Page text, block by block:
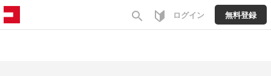
search ログイン 無料登録